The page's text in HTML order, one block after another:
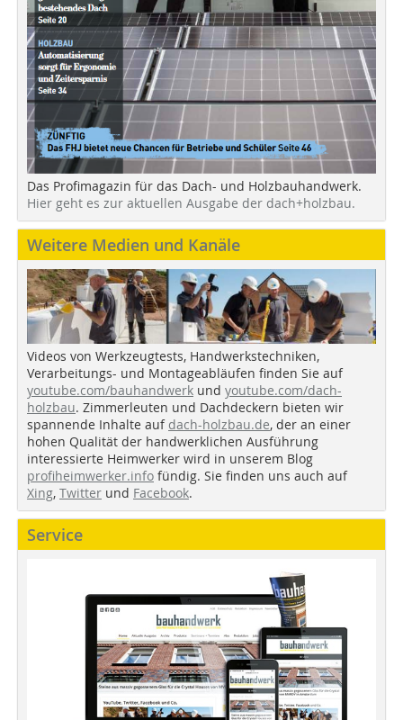
Das Profimagazin für das Dach- und Holzbauhandwerk.
Hier geht es zur aktuellen Ausgabe der dach+holzbau.
Weitere Medien und Kanäle
Videos von Werkzeugtests, Handwerkstechniken,
Verarbeitungs- und Montageabläufen finden Sie auf
youtube.com/bauhandwerk und youtube.com/dach-
holzbau. Zimmerleuten und Dachdeckern bieten wir
spannende Inhalte auf dach-holzbau.de, der an einer
hohen Qualität der handwerklichen Ausführung
interessierte Heimwerker wird in unserem Blog
profiheimwerker.info fündig. Sie finden uns auch auf
Xing, Twitter und Facebook.
Service